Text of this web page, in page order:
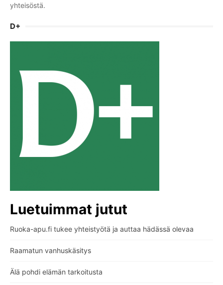
yhteisöstä.
D+
Luetuimmat jutut
Ruoka-apu.fi tukee yhteistyötä ja auttaa hädässä olevaa
Raamatun vanhuskäsitys
Älä pohdi elämän tarkoitusta